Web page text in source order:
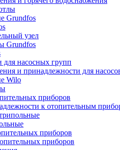
Grundfos
узел
Grundfos
насосных групп
и принадлежности для
Wilo
приборов
к отопительным
приборов
приборов